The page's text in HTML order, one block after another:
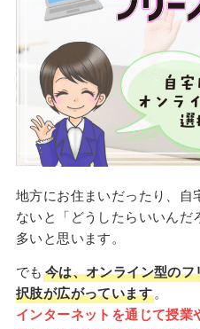
地方にお住まいだったり、自
ないと「どうしたらいいん
多いと思います。
でも 今は、オンライン型の
択肢が広がっています。
インターネットを通じて授